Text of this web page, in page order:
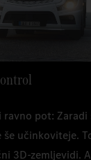
ravno pot:
učinkoviteje.
3D-zemljevidi.